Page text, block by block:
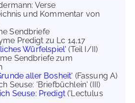
Verse
und Kommentar von
Sendbriefe
Predigt zu Lc 14,17
Würfelspiel' (Teil I/II)
Sendbriefe zum
aller Bosheit' (Fassung A)
Seuse: 'Briefbüchlein' (III)
Seuse: Predigt('Lectulus